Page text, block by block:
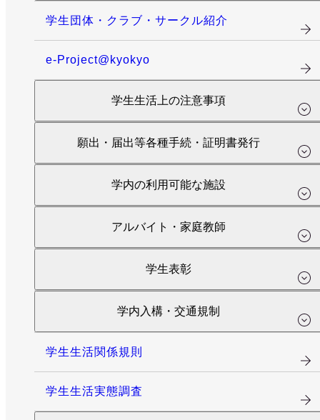
学生団体・クラブ・サークル紹介
e-Project@kyokyo
学生生活上の注意事項
願出・届出等各種手続・証明書発行
学内の利用可能な施設
アルバイト・家庭教師
学生表彰
学内入構・交通規制
学生生活関係規則
学生生活実態調査